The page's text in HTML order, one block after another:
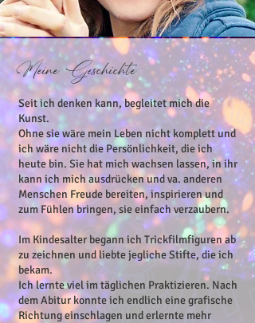
Meine Geschichte
Seit ich denken kann, begleitet mich die
Kunst.
Ohne sie wäre mein Leben nicht komplett und
ich wäre nicht die Persönlichkeit, die ich
heute bin. Sie hat mich wachsen lassen, in ihr
kann ich mich ausdrücken und va. anderen
Menschen Freude bereiten, inspirieren und
zum Fühlen bringen, sie einfach verzaubern.
Im Kindesalter begann ich Trickfilmfiguren ab
zu zeichnen und liebte jegliche Stifte, die ich
bekam.
Ich lernte viel im täglichen Praktizieren. Nach
dem Abitur konnte ich endlich eine grafische
Richtung einschlagen und erlernte mehr